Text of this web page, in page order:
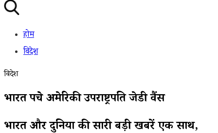
होम
विदेश
विदेश
भारत पहुंचे अमेरिकी उपराष्ट्रपति जेडी वैंस
भारत और दुनिया की सारी बड़ी खबरें एक साथ,